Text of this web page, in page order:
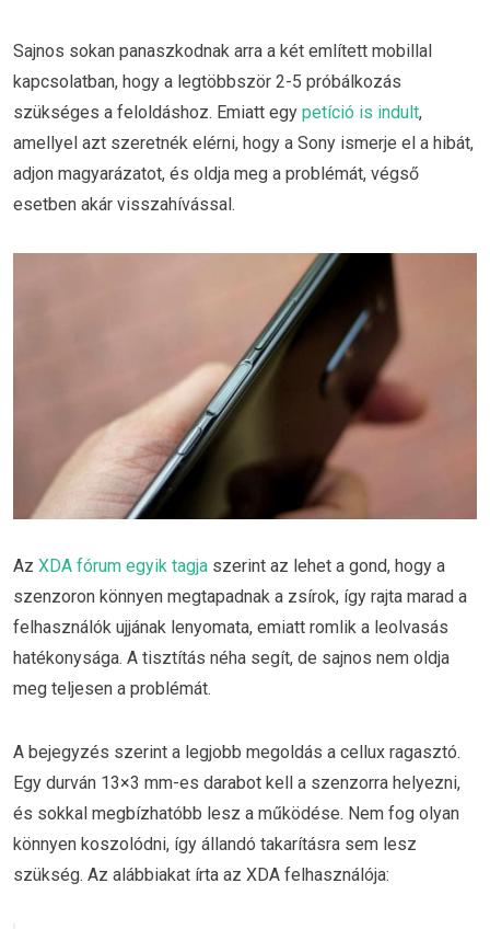
Sajnos sokan panaszkodnak arra a két említett mobillal
kapcsolatban, hogy a legtöbbször 2-5 próbálkozás
szükséges a feloldáshoz. Emiatt egy petíció is indult,
amellyel azt szeretnék elérni, hogy a Sony ismerje el a hibát,
adjon magyarázatot, és oldja meg a problémát, végső
esetben akár visszahívással.
Az XDA fórum egyik tagja szerint az lehet a gond, hogy a
szenzoron könnyen megtapadnak a zsírok, így rajta marad a
felhasználók ujjának lenyomata, emiatt romlik a leolvasás
hatékonysága. A tisztítás néha segít, de sajnos nem oldja
meg teljesen a problémát.
A bejegyzés szerint a legjobb megoldás a cellux ragasztó.
Egy durván 13×3 mm-es darabot kell a szenzorra helyezni,
és sokkal megbízhatóbb lesz a működése. Nem fog olyan
könnyen koszolódni, így állandó takarításra sem lesz
szükség. Az alábbiakat írta az XDA felhasználója: